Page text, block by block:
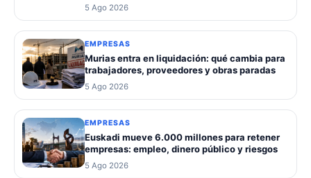
5 Ago 2026
EMPRESAS
Murias entra en liquidación: qué cambia para
trabajadores, proveedores y obras paradas
5 Ago 2026
EMPRESAS
Euskadi mueve 6.000 millones para retener
empresas: empleo, dinero público y riesgos
5 Ago 2026